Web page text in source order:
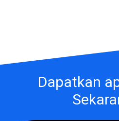
Dapatkan